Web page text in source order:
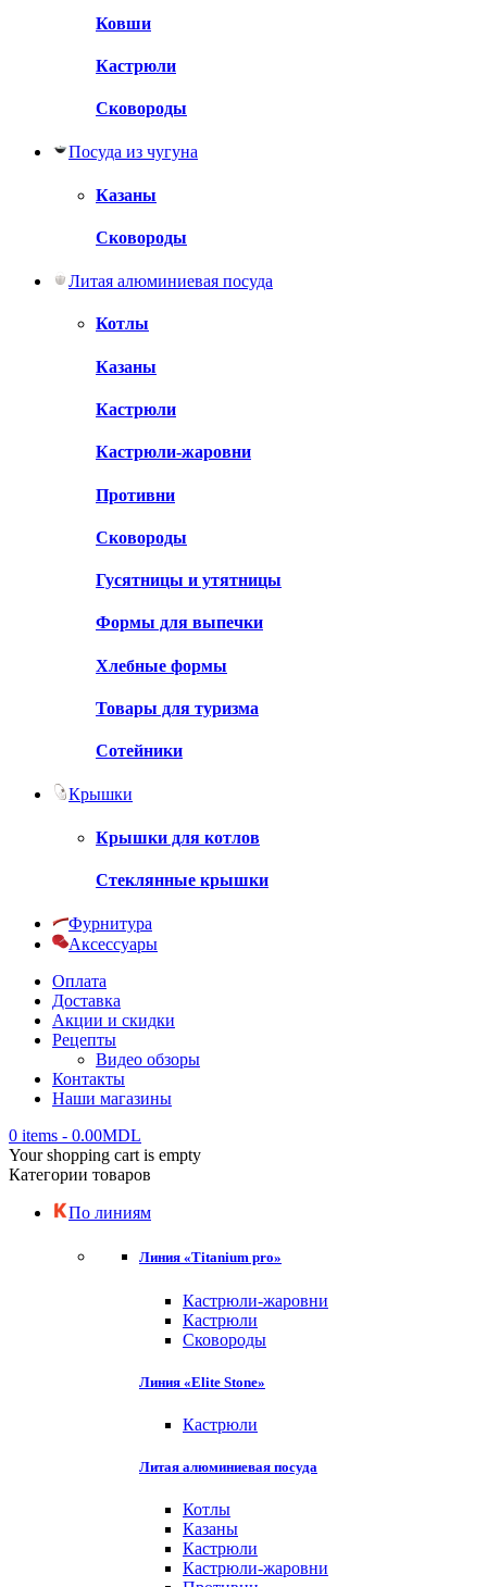
Ковши
Кастрюли
Сковороды
Посуда из чугуна
Казаны
Сковороды
Литая алюминиевая посуда
Котлы
Казаны
Кастрюли
Кастрюли-жаровни
Противни
Сковороды
Гусятницы и утятницы
Формы для выпечки
Хлебные формы
Товары для туризма
Сотейники
Крышки
Крышки для котлов
Стеклянные крышки
Фурнитура
Аксессуары
Оплата
Доставка
Акции и скидки
Рецепты
Видео обзоры
Контакты
Наши магазины
0 items - 0.00MDL
Your shopping cart is empty
Категории товаров
По линиям
Линия «Titanium pro»
Кастрюли-жаровни
Кастрюли
Сковороды
Линия «Elite Stone»
Кастрюли
Литая алюминиевая посуда
Котлы
Казаны
Кастрюли
Кастрюли-жаровни